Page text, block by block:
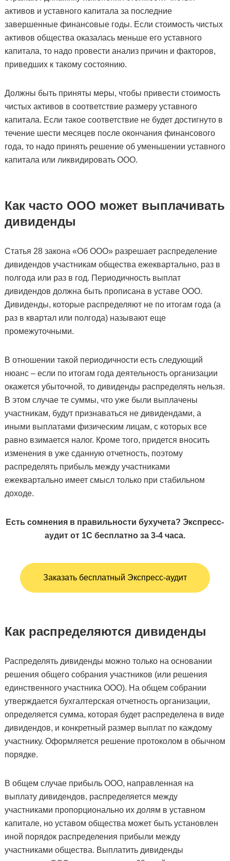
активов и уставного капитала за последние
завершенные финансовые годы. Если стоимость чистых
активов общества оказалась меньше его уставного
капитала, то надо провести анализ причин и факторов,
приведших к такому состоянию.
Должны быть приняты меры, чтобы привести стоимость
чистых активов в соответствие размеру уставного
капитала. Если такое соответствие не будет достигнуто в
течение шести месяцев после окончания финансового
года, то надо принять решение об уменьшении уставного
капитала или ликвидировать ООО.
Как часто ООО может выплачивать
дивиденды
Статья 28 закона «Об ООО» разрешает распределение
дивидендов участникам общества ежеквартально, раз в
полгода или раз в год. Периодичность выплат
дивидендов должна быть прописана в уставе ООО.
Дивиденды, которые распределяют не по итогам года (а
раз в квартал или полгода) называют еще
промежуточными.
В отношении такой периодичности есть следующий
нюанс – если по итогам года деятельность организации
окажется убыточной, то дивиденды распределять нельзя.
В этом случае те суммы, что уже были выплачены
участникам, будут признаваться не дивидендами, а
иными выплатами физическим лицам, с которых все
равно взимается налог. Кроме того, придется вносить
изменения в уже сданную отчетность, поэтому
распределять прибыль между участниками
ежеквартально имеет смысл только при стабильном
доходе.
Есть сомнения в правильности бухучета? Экспресс-
аудит от 1С бесплатно за 3-4 часа.
Заказать бесплатный Экспресс-аудит
Как распределяются дивиденды
Распределять дивиденды можно только на основании
решения общего собрания участников (или решения
единственного участника ООО). На общем собрании
утверждается бухгалтерская отчетность организации,
определяется сумма, которая будет распределена в виде
дивидендов, и конкретный размер выплат по каждому
участнику. Оформляется решение протоколом в обычном
порядке.
В общем случае прибыль ООО, направленная на
выплату дивидендов, распределяется между
участниками пропорционально их долям в уставном
капитале, но уставом общества может быть установлен
иной порядок распределения прибыли между
участниками общества. Выплатить дивиденды